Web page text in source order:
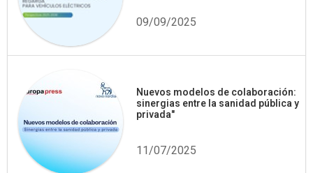
09/09/2025
Nuevos modelos de colaboración:
sinergias entre la sanidad pública y
privada"
11/07/2025